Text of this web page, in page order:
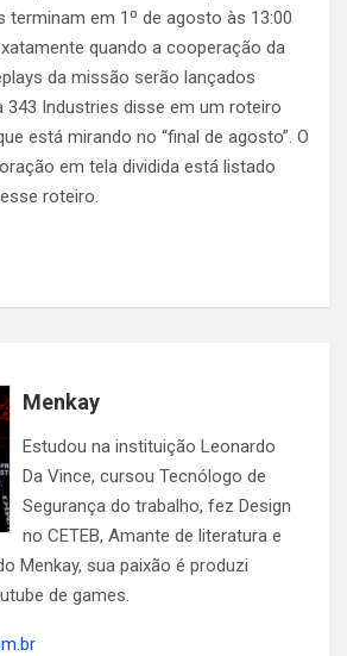
terminam em 1º de agosto às 13:00
quando a cooperação da
da missão serão lançados
343 Industries disse em um roteiro
está mirando no “final de agosto”. O
em tela dividida está listado
roteiro.
Menkay
Estudou na instituição Leonardo
Da Vince, cursou Tecnólogo de
Segurança do trabalho, fez Design
no CETEB, Amante de literatura e
Menkay, sua paixão é produzi
de games.